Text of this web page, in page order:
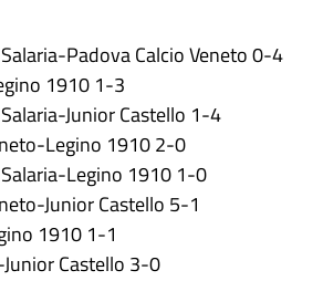
Padova Calcio Veneto 0-4
1910 1-3
Junior Castello 1-4
Legino 1910 2-0
Legino 1910 1-0
Junior Castello 5-1
1910 1-1
Castello 3-0